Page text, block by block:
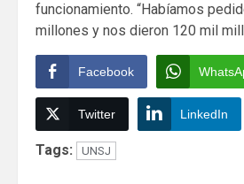
funcionamiento. “Habíamos
millones y nos dieron 120 mil
Facebook
Twitter LinkedIn
Tags: UNSJ